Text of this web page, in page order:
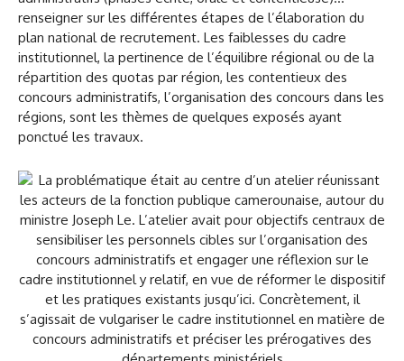
renseigner sur les différentes étapes de l’élaboration du
plan national de recrutement. Les faiblesses du cadre
institutionnel, la pertinence de l’équilibre régional ou de la
répartition des quotas par région, les contentieux des
concours administratifs, l’organisation des concours dans les
régions, sont les thèmes de quelques exposés ayant
ponctué les travaux.